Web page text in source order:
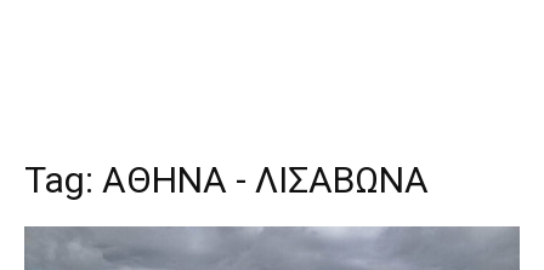
Tag: ΑΘΗΝΑ - ΛΙΣΑΒΩΝΑ